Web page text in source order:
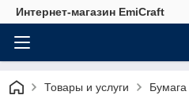
Интернет-магазин EmiCraft
Товары и услуги Бумага